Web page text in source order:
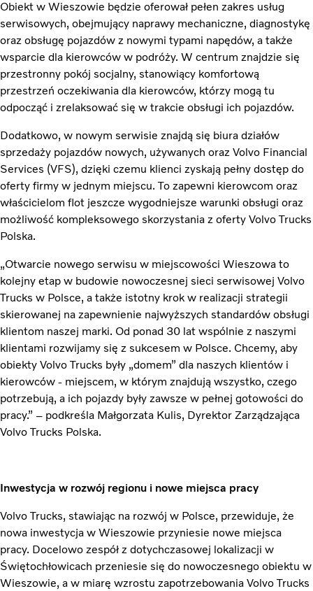
Obiekt w Wieszowie będzie oferował pełen zakres usług
serwisowych, obejmujący naprawy mechaniczne, diagnostykę
oraz obsługę pojazdów z nowymi typami napędów, a także
wsparcie dla kierowców w podróży. W centrum znajdzie się
przestronny pokój socjalny, stanowiący komfortową
przestrzeń oczekiwania dla kierowców, którzy mogą tu
odpocząć i zrelaksować się w trakcie obsługi ich pojazdów.
Dodatkowo, w nowym serwisie znajdą się biura działów
sprzedaży pojazdów nowych, używanych oraz Volvo Financial
Services (VFS), dzięki czemu klienci zyskają pełny dostęp do
oferty firmy w jednym miejscu. To zapewni kierowcom oraz
właścicielom flot jeszcze wygodniejsze warunki obsługi oraz
możliwość kompleksowego skorzystania z oferty Volvo Trucks
Polska.
„Otwarcie nowego serwisu w miejscowości Wieszowa to
kolejny etap w budowie nowoczesnej sieci serwisowej Volvo
Trucks w Polsce, a także istotny krok w realizacji strategii
skierowanej na zapewnienie najwyższych standardów obsługi
klientom naszej marki. Od ponad 30 lat wspólnie z naszymi
klientami rozwijamy się z sukcesem w Polsce. Chcemy, aby
obiekty Volvo Trucks były „domem” dla naszych klientów i
kierowców - miejscem, w którym znajdują wszystko, czego
potrzebują, a ich pojazdy były zawsze w pełnej gotowości do
pracy.” – podkreśla Małgorzata Kulis, Dyrektor Zarządzająca
Volvo Trucks Polska.
Inwestycja w rozwój regionu i nowe miejsca pracy
Volvo Trucks, stawiając na rozwój w Polsce, przewiduje, że
nowa inwestycja w Wieszowie przyniesie nowe miejsca
pracy. Docelowo zespół z dotychczasowej lokalizacji w
Świętochłowicach przeniesie się do nowoczesnego obiektu w
Wieszowie, a w miarę wzrostu zapotrzebowania Volvo Trucks